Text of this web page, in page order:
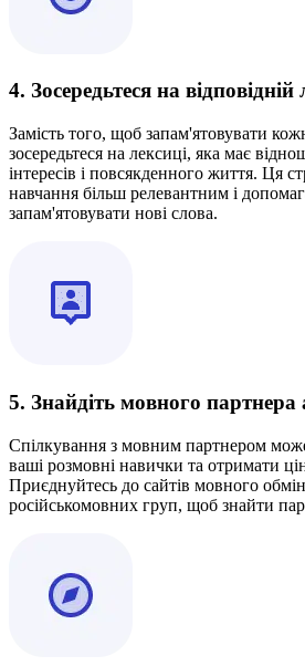
4. Зосередьтеся на відповідній
Замість того, щоб запам'ятовувати
зосередьтеся на лексиці, яка має
інтересів і повсякденного життя. Ця
навчання більш релевантним і
запам'ятовувати нові слова.
5. Знайдіть мовного партнера
Спілкування з мовним партнером
ваші розмовні навички та отримати
Приєднуйтесь до сайтів мовного
російськомовних груп, щоб знайти